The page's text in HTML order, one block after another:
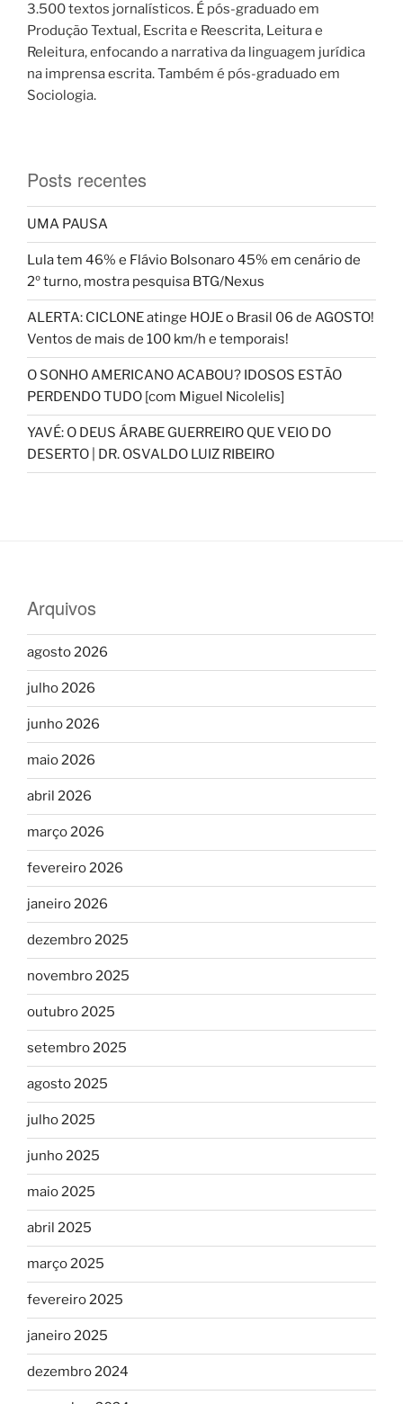
3.500 textos jornalísticos. É pós-graduado em
Produção Textual, Escrita e Reescrita, Leitura e
Releitura, enfocando a narrativa da linguagem jurídica
na imprensa escrita. Também é pós-graduado em
Sociologia.
Posts recentes
UMA PAUSA
Lula tem 46% e Flávio Bolsonaro 45% em cenário de
2º turno, mostra pesquisa BTG/Nexus
ALERTA: CICLONE atinge HOJE o Brasil 06 de AGOSTO!
Ventos de mais de 100 km/h e temporais!
O SONHO AMERICANO ACABOU? IDOSOS ESTÃO
PERDENDO TUDO [com Miguel Nicolelis]
YAVÉ: O DEUS ÁRABE GUERREIRO QUE VEIO DO
DESERTO | DR. OSVALDO LUIZ RIBEIRO
Arquivos
agosto 2026
julho 2026
junho 2026
maio 2026
abril 2026
março 2026
fevereiro 2026
janeiro 2026
dezembro 2025
novembro 2025
outubro 2025
setembro 2025
agosto 2025
julho 2025
junho 2025
maio 2025
abril 2025
março 2025
fevereiro 2025
janeiro 2025
dezembro 2024